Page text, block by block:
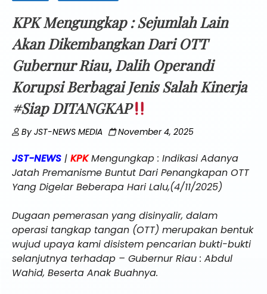
KPK Mengungkap : Sejumlah Lain
Akan Dikembangkan Dari OTT
Gubernur Riau, Dalih Operandi
Korupsi Berbagai Jenis Salah Kinerja
#Siap DITANGKAP
ByJST-NEWS MEDIA November 4, 2025
JST-NEWS | KPKMengungkap : Indikasi Adanya
Jatah Premanisme Buntut Dari Penangkapan OTT
Yang Digelar Beberapa Hari Lalu,(4/11/2025)
Dugaan pemerasan yang disinyalir, dalam
operasi tangkap tangan (OTT) merupakan bentuk
wujud upaya kami disistem pencarian bukti-bukti
selanjutnya terhadap – Gubernur Riau : Abdul
Wahid, Beserta Anak Buahnya.